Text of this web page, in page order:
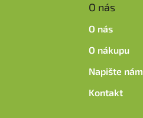
O nás
O nás
O nákupu
Napište nám
Kontakt